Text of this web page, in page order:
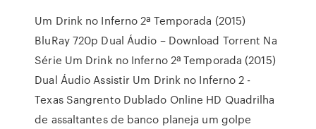
Um Drink no Inferno 2ª Temporada (2015)
BluRay 720p Dual Áudio – Download Torrent Na
Série Um Drink no Inferno 2ª Temporada (2015)
Dual Áudio Assistir Um Drink no Inferno 2 -
Texas Sangrento Dublado Online HD Quadrilha
de assaltantes de banco planeja um golpe